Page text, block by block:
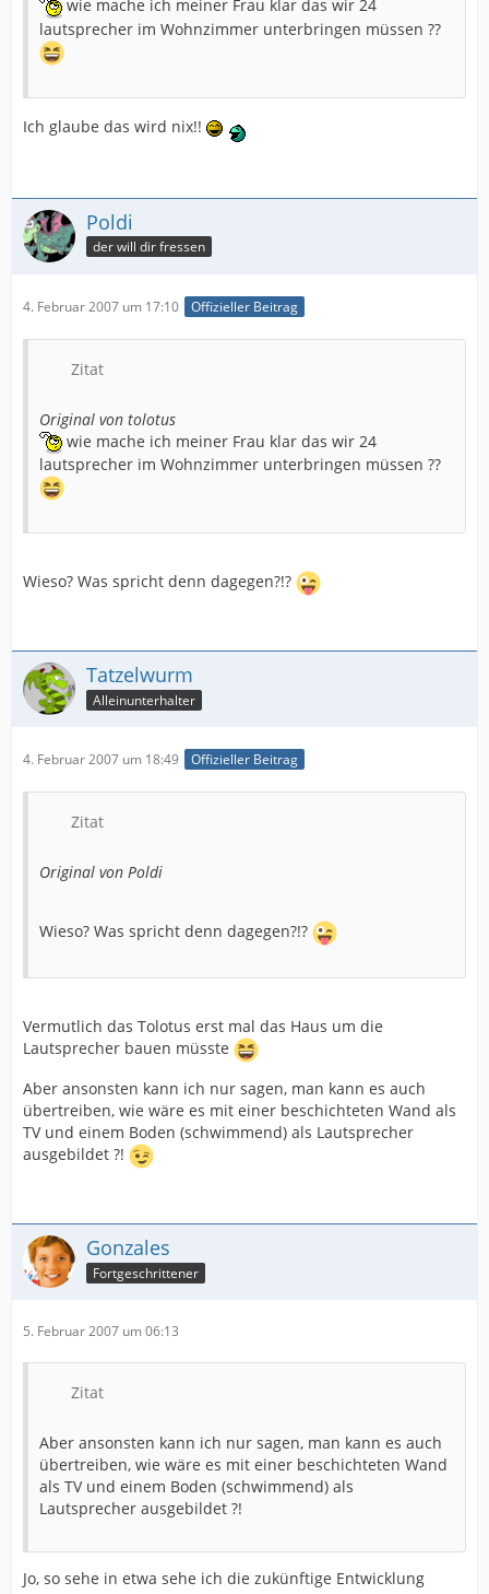
wie mache ich meiner Frau klar das wir 24
lautsprecher im Wohnzimmer unterbringen müssen ??
Ich glaube das wird nix!!
Poldi
der will dir fressen
4. Februar 2007 um 17:10 Offizieller Beitrag
Zitat
Original von tolotus
wie mache ich meiner Frau klar das wir 24
lautsprecher im Wohnzimmer unterbringen müssen ??
Wieso? Was spricht denn dagegen?!?
Tatzelwurm
Alleinunterhalter
4. Februar 2007 um 18:49 Offizieller Beitrag
Zitat
Original von Poldi
Wieso? Was spricht denn dagegen?!?
Vermutlich das Tolotus erst mal das Haus um die
Lautsprecher bauen müsste
Aber ansonsten kann ich nur sagen, man kann es auch
übertreiben, wie wäre es mit einer beschichteten Wand als
TV und einem Boden (schwimmend) als Lautsprecher
ausgebildet ?!
Gonzales
Fortgeschrittener
5. Februar 2007 um 06:13
Zitat
Aber ansonsten kann ich nur sagen, man kann es auch
übertreiben, wie wäre es mit einer beschichteten Wand
als TV und einem Boden (schwimmend) als
Lautsprecher ausgebildet ?!
Jo, so sehe in etwa sehe ich die zukünftige Entwicklung